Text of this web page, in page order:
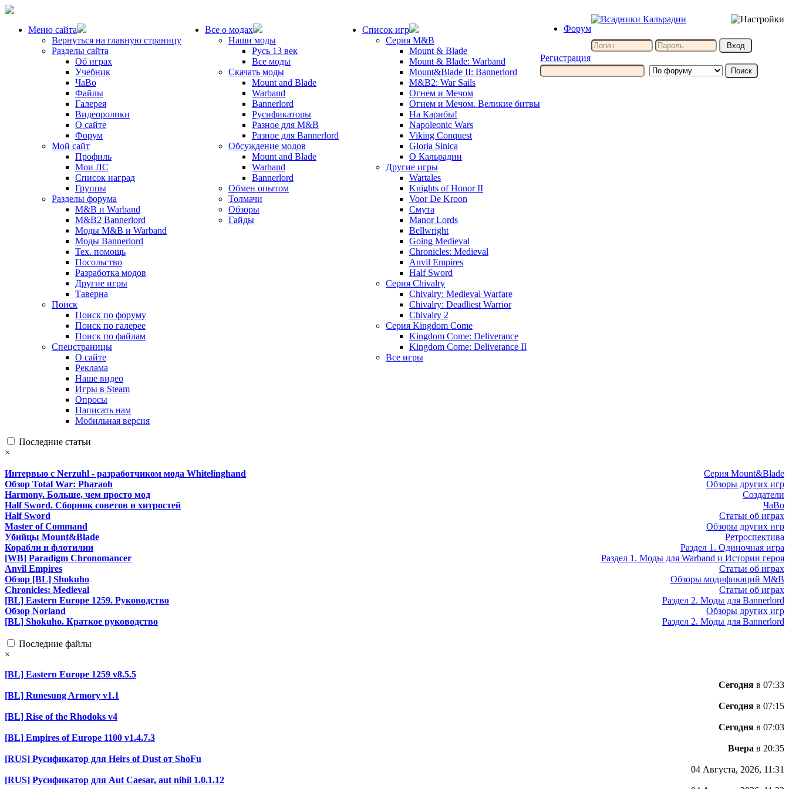
Меню сайта
Вернуться на главную страницу
Разделы сайта
Об играх
Учебник
ЧаВо
Файлы
Галерея
Видеоролики
О сайте
Форум
Мой сайт
Профиль
Мои ЛС
Список наград
Группы
Разделы форума
M&B и Warband
M&B2 Bannerlord
Моды M&B и Warband
Моды Bannerlord
Тех. помощь
Посольство
Разработка модов
Другие игры
Таверна
Поиск
Поиск по форуму
Поиск по галерее
Поиск по файлам
Спецстраницы
О сайте
Реклама
Наше видео
Игры в Steam
Опросы
Написать нам
Мобильная версия
Все о модах
Наши моды
Русь 13 век
Все моды
Скачать моды
Mount and Blade
Warband
Bannerlord
Русификаторы
Разное для M&B
Разное для Bannerlord
Обсуждение модов
Mount and Blade
Warband
Bannerlord
Обмен опытом
Толмачи
Обзоры
Гайды
Список игр
Серия M&B
Mount & Blade
Mount & Blade: Warband
Mount&Blade II: Bannerlord
M&B2: War Sails
Огнем и Мечом
Огнем и Мечом. Великие битвы
На Карибы!
Napoleonic Wars
Viking Conquest
Gloria Sinica
О Кальрадии
Другие игры
Wartales
Knights of Honor II
Voor De Kroon
Смута
Manor Lords
Bellwright
Going Medieval
Chronicles: Medieval
Anvil Empires
Half Sword
Серия Chivalry
Chivalry: Medieval Warfare
Chivalry: Deadliest Warrior
Chivalry 2
Серия Kingdom Come
Kingdom Come: Deliverance
Kingdom Come: Deliverance II
Все игры
Форум
Регистрация
Последние статьи
×
Серия Mount&Blade
Интервью с Nerzuhl - разработчиком мода Whitelinghand
Обзоры других игр
Обзор Total War: Pharaoh
Создатели
Harmony. Больше, чем просто мод
ЧаВо
Half Sword. Сборник советов и хитростей
Статьи об играх
Half Sword
Обзоры других игр
Master of Command
Ретроспектива
Убийцы Mount&Blade
Раздел 1. Одиночная игра
Корабли и флотилии
Раздел 1. Моды для Warband и Истории героя
[WB] Paradigm Chronomancer
Статьи об играх
Anvil Empires
Обзоры модификаций M&B
Обзор [BL] Shokuho
Статьи об играх
Chronicles: Medieval
Раздел 2. Моды для Bannerlord
[BL] Eastern Europe 1259. Руководство
Обзоры других игр
Обзор Norland
Раздел 2. Моды для Bannerlord
[BL] Shokuho. Краткое руководство
Последние файлы
×
[BL] Eastern Europe 1259 v8.5.5
Сегодня в 07:33
[BL] Runesung Armory v1.1
Сегодня в 07:15
[BL] Rise of the Rhodoks v4
Сегодня в 07:03
[BL] Empires of Europe 1100 v1.4.7.3
Вчера в 20:35
[RUS] Русификатор для Heirs of Dust от ShoFu
04 Августа, 2026, 11:31
[RUS] Русификатор для Aut Caesar, aut nihil 1.0.1.12